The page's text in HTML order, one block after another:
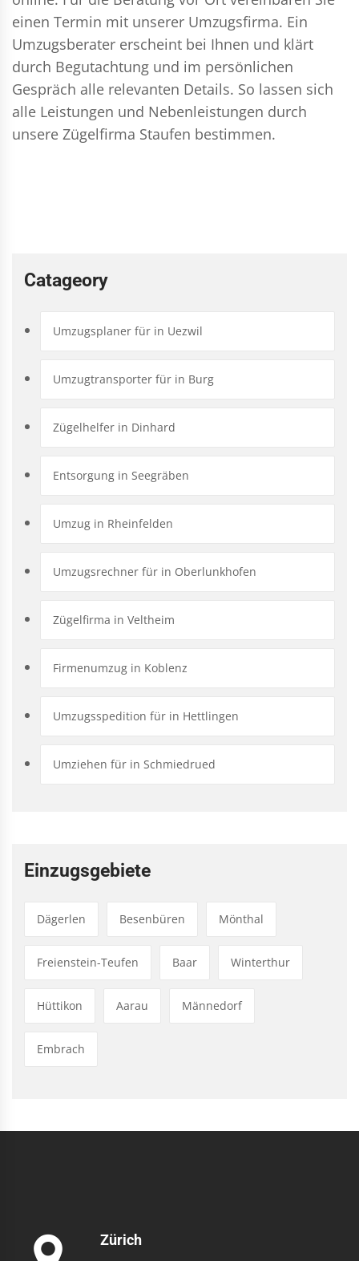
einen Termin mit unserer Umzugsfirma. Ein
Umzugsberater erscheint bei Ihnen und klärt
durch Begutachtung und im persönlichen
Gespräch alle relevanten Details. So lassen sich
alle Leistungen und Nebenleistungen durch
unsere Zügelfirma Staufen bestimmen.
Catageory
Umzugsplaner für in Uezwil
Umzugtransporter für in Burg
Zügelhelfer in Dinhard
Entsorgung in Seegräben
Umzug in Rheinfelden
Umzugsrechner für in Oberlunkhofen
Zügelfirma in Veltheim
Firmenumzug in Koblenz
Umzugsspedition für in Hettlingen
Umziehen für in Schmiedrued
Einzugsgebiete
Dägerlen Besenbüren Mönthal
Freienstein-Teufen Baar Winterthur
Hüttikon Aarau Männedorf
Embrach
Zürich